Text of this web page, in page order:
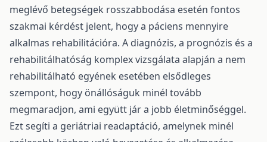
meglévő betegségek rosszabbodása esetén fontos
szakmai kérdést jelent, hogy a páciens mennyire
alkalmas rehabilitációra. A diagnózis, a prognózis és a
rehabilitálhatóság komplex vizsgálata alapján a nem
rehabilitálható egyének esetében elsődleges
szempont, hogy önállóságuk minél tovább
megmaradjon, ami együtt jár a jobb életminőséggel.
Ezt segíti a geriátriai readaptáció, amelynek minél